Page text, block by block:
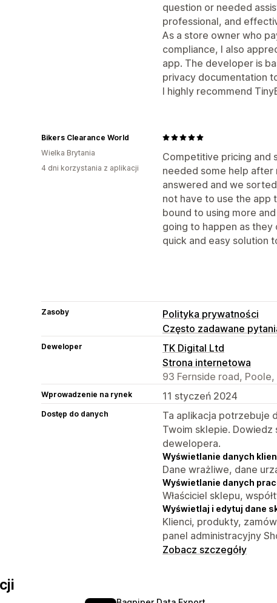
question or needed
professional, and
As a store owner who
compliance, I also
app. The developer is
privacy documentation
I highly recommend
Competitive pricing and
needed some help after
answered and we
not have to use the app
bound to using more
going to happen as
quick and easy solution
Bikers Clearance World
Wielka Brytania
4 dni korzystania z aplikacji
Zasoby
Polityka prywatności
Często zadawane
Deweloper
TK Digital Ltd
Strona internetowa
93 Fernside road, Poole,
Wprowadzenie na rynek 11 styczeń 2024
Dostęp do danych
Ta aplikacja potrzebuje
Twoim sklepie.
dewelopera.
Wyświetlanie danych
Dane wrażliwe, dane
Wyświetlanie danych
Właściciel sklepu,
Wyświetlaj i edytuj dane
Klienci, produkty,
panel administracyjny
Zobacz szczegóły